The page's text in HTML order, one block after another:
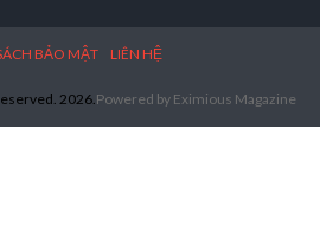
2026.Powered by Eximious Magazine
BẢO MẬT LIÊN HỆ